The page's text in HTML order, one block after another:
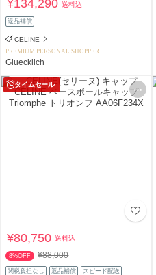
¥134,290送料込
返品補償
CELINE
PREMIUM PERSONAL SHOPPER
Gluecklich
タイムセール
¥80,750送料込
8%OFF ¥88,000
関税負担なし 返品補償 スピード配送